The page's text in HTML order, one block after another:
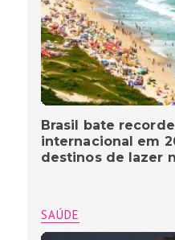
Brasil bate
internacional em
destinos de lazer
SAÚDE